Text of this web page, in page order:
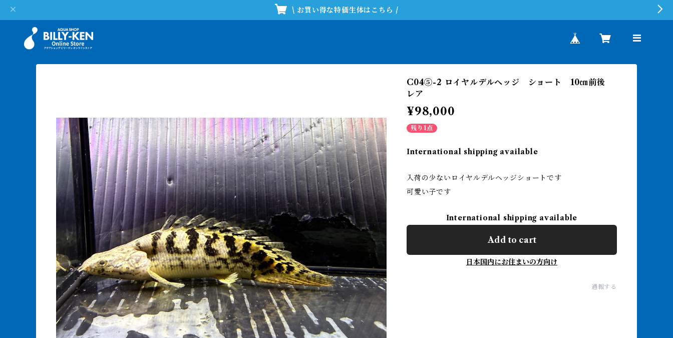
\ お買い得な特価生体はこちら /
C04⑤-2 ロイヤルデルヘッジ ショート 10㎝前後
レア
¥98,000
残り1点
International shipping available
入荷の少ないロイヤルデルヘッジショートです
可愛い子です
International shipping available
Add to cart
日本国内にお住まいの方向け
通報する